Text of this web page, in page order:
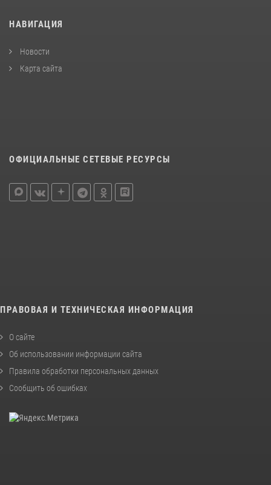
НАВИГАЦИЯ
Новости
Карта сайта
ОФИЦИАЛЬНЫЕ СЕТЕВЫЕ РЕСУРСЫ
ПРАВОВАЯ И ТЕХНИЧЕСКАЯ ИНФОРМАЦИЯ
О сайте
Об использовании информации сайта
Правила обработки персональных данных
Сообщить об ошибках